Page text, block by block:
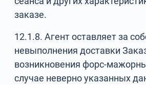
заказе.
12.1.8. Агент оставляет за
невыполнения доставки
возникновения форс-
случае неверно указанных